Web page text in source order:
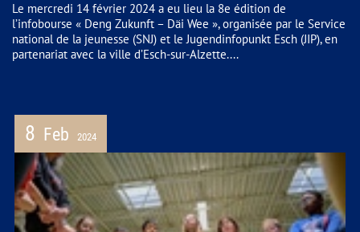
Le mercredi 14 février 2024 a eu lieu la 8e édition de
l’infobourse « Deng Zukunft – Däi Wee », organisée par le Service
national de la jeunesse (SNJ) et le Jugendinfopunkt Esch (JIP), en
partenariat avec la ville d’Esch-sur-Alzette....
8 Feb 2024